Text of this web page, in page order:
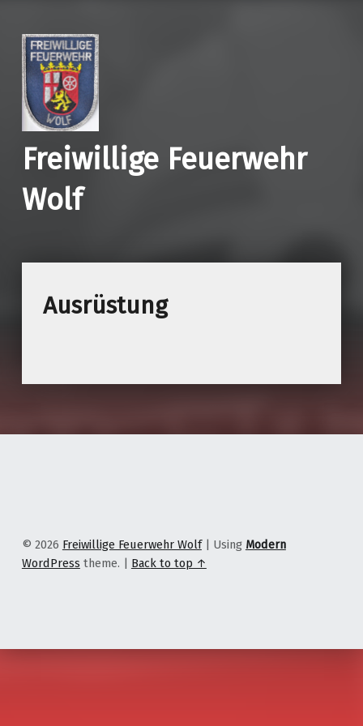
Freiwillige Feuerwehr
Wolf
Ausrüstung
© 2026 Freiwillige Feuerwehr Wolf | Using Modern
WordPress theme. | Back to top ↑